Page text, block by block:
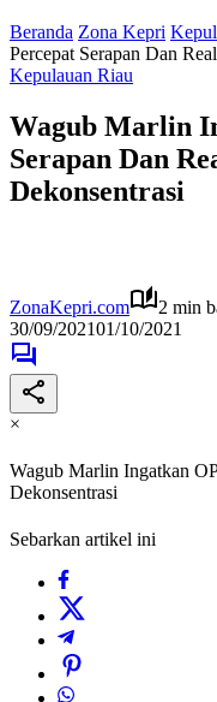
Beranda Zona Kepri
Percepat Serapan Dan
Kepulauan Riau
Wagub Marlin
Serapan Dan
Dekonsentrasi
ZonaKepri.com
2 min
30/09/202101/10/2021
×
Wagub Marlin Ingatkan
Dekonsentrasi
Sebarkan artikel ini